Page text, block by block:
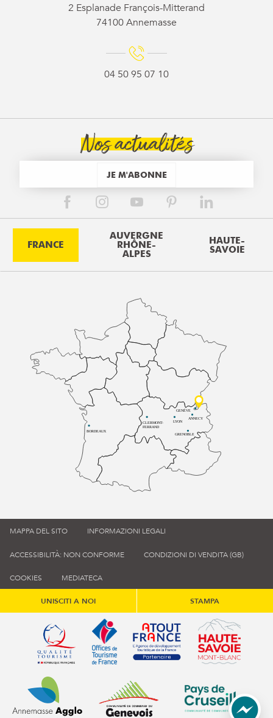
2 Esplanade François-Mitterand
74100 Annemasse
04 50 95 07 10
Nos actualités
JE M'ABONNE
FRANCE
AUVERGNE
RHÔNE-
ALPES
HAUTE-
SAVOIE
BORDEAUX
CLERMONT-
FERRAND
LYON
ANNECY
GRENOBLE
GENÈVE
MAPPA DEL SITO INFORMAZIONI LEGALI
ACCESSIBILITÀ: NON CONFORME CONDIZIONI DI VENDITA (GB)
COOKIES MEDIATECA
UNISCITI A NOI STAMPA
Qualité tourisme (s'ouvre dans une nouvelle fenêtre)
Office de tourisme de France (s'ouvre
Atout France (s'ouvre dans
Annemasse Agglo (s'ouvre dans une nouvelle fenêtre)
Communauté de communes du
Communauté de